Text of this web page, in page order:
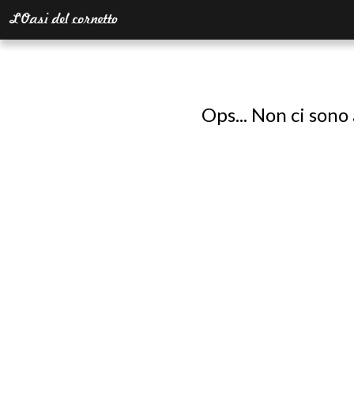
Ops... Non ci